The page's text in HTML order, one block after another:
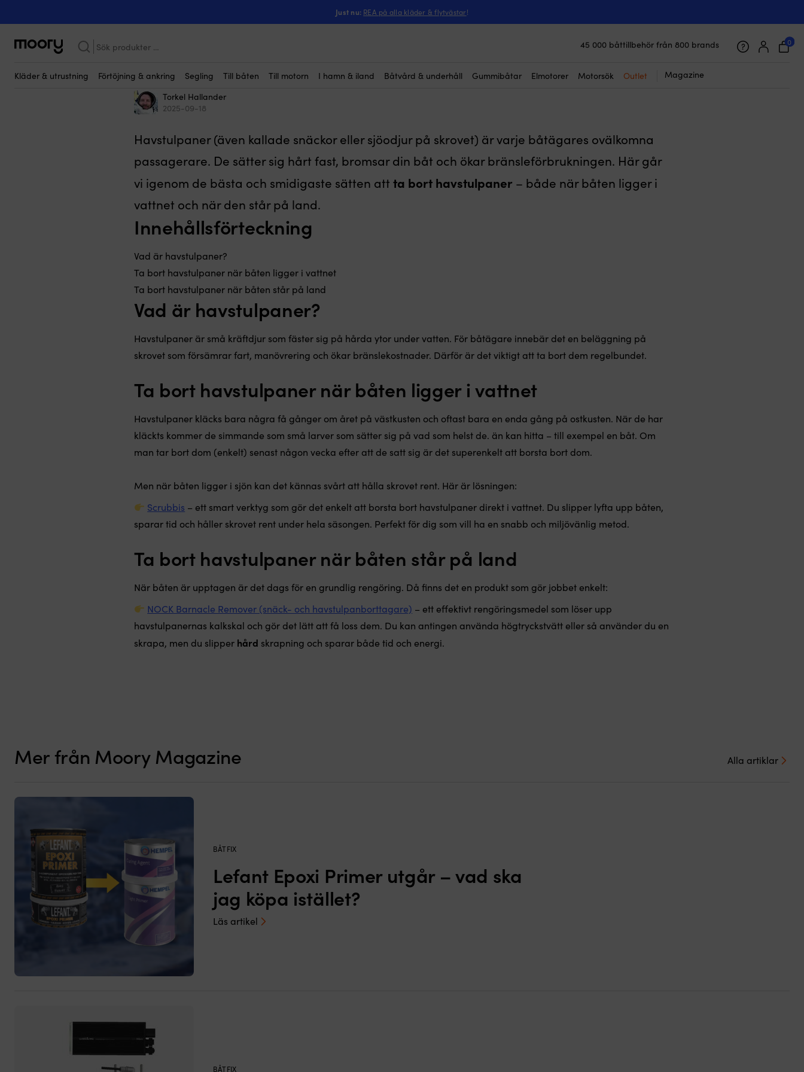
Just nu: REA på alla kläder & flytvästar!
Sök
efter:
45 000 båttillbehör från 800 brands
Supernöjda kunder – 4.7/5 på Trustpilot
0
Kläder & utrustning Förtöjning & ankring Segling Till båten Till motorn I hamn & iland Båtvård & underhåll Gummibåtar Elmotorer Motorsök Outlet Magazine
Ta bort havstulpaner – enkelt i vattnet och på land
2025-09-18
Torkel Hallander
Havstulpaner (även kallade snäckor eller sjöodjur på skrovet) är varje båtägares ovälkomna
passagerare. De sätter sig hårt fast, bromsar din båt och ökar bränsleförbrukningen. Här går
vi igenom de bästa och smidigaste sätten att ta bort havstulpaner – både när båten ligger i
vattnet och när den står på land.
Innehållsförteckning
Vad är havstulpaner?
Ta bort havstulpaner när båten ligger i vattnet
Ta bort havstulpaner när båten står på land
Vad är havstulpaner?
Havstulpaner är små kräftdjur som fäster sig på hårda ytor under vatten. För båtägare innebär det en beläggning på
skrovet som försämrar fart, manövrering och ökar bränslekostnader. Därför är det viktigt att ta bort dem regelbundet.
Ta bort havstulpaner när båten ligger i vattnet
Havstulpaner kläcks bara några få gånger om året på västkusten och oftast bara en enda gång på ostkusten. När de har
kläckts kommer de simmande som små larver som sätter sig på vad som helst de. än kan hitta – till exempel en båt. Om
man tar bort dom (enkelt) senast någon vecka efter att de satt sig är det superenkelt att borsta bort dom.
Men när båten ligger i sjön kan det kännas svårt att hålla skrovet rent. Här är lösningen:
Scrubbis – ett smart verktyg som gör det enkelt att borsta bort havstulpaner direkt i vattnet. Du slipper lyfta upp båten,
sparar tid och håller skrovet rent under hela säsongen. Perfekt för dig som vill ha en snabb och miljövänlig metod.
Ta bort havstulpaner när båten står på land
När båten är upptagen är det dags för en grundlig rengöring. Då finns det en produkt som gör jobbet enkelt:
NOCK Barnacle Remover (snäck- och havstulpanborttagare) – ett effektivt rengöringsmedel som löser upp
havstulpanernas kalkskal och gör det lätt att få loss dem. Du kan antingen använda högtryckstvätt eller så använder du en
skrapa, men du slipper hård skrapning och sparar både tid och energi.
Mer från Moory Magazine Alla artiklar
BÅTFIX
Lefant Epoxi Primer utgår – vad ska
jag köpa istället?
Läs artikel
BÅTFIX